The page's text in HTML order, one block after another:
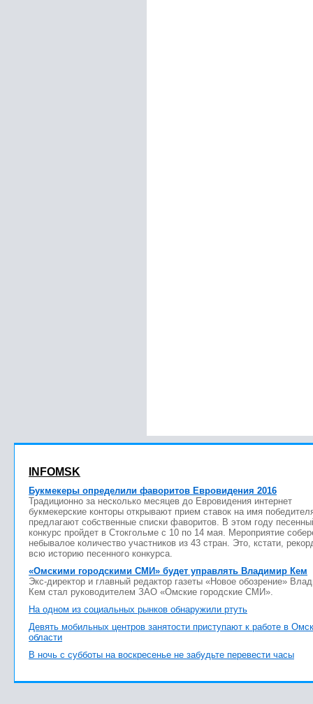
INFOMSK
Букмекеры определили фаворитов Евровидения 2016
Традиционно за несколько месяцев до Евровидения интернет
букмекерские конторы открывают прием ставок на имя
предлагают собственные списки фаворитов. В этом году
конкурс пройдет в Стокгольме с 10 по 14 мая. Мероприятие
небывалое количество участников из 43 стран. Это, кстати,
всю историю песенного конкурса.
«Омскими городскими СМИ» будет управлять Владимир Кем
Экс-директор и главный редактор газеты «Новое обозрение»
Кем стал руководителем ЗАО «Омские городские СМИ».
На одном из социальных рынков обнаружили ртуть
Девять мобильных центров занятости приступают к работе в
области
В ночь с субботы на воскресенье не забудьте перевести часы